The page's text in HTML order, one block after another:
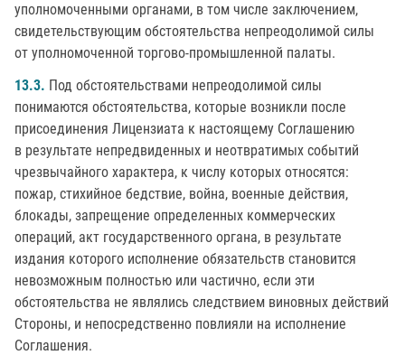
уполномоченными органами, в том числе заключением,
свидетельствующим обстоятельства непреодолимой силы
от уполномоченной торгово-промышленной палаты.
13.3. Под обстоятельствами непреодолимой силы
понимаются обстоятельства, которые возникли после
присоединения Лицензиата к настоящему Соглашению
в результате непредвиденных и неотвратимых событий
чрезвычайного характера, к числу которых относятся:
пожар, стихийное бедствие, война, военные действия,
блокады, запрещение определенных коммерческих
операций, акт государственного органа, в результате
издания которого исполнение обязательств становится
невозможным полностью или частично, если эти
обстоятельства не являлись следствием виновных действий
Стороны, и непосредственно повлияли на исполнение
Соглашения.